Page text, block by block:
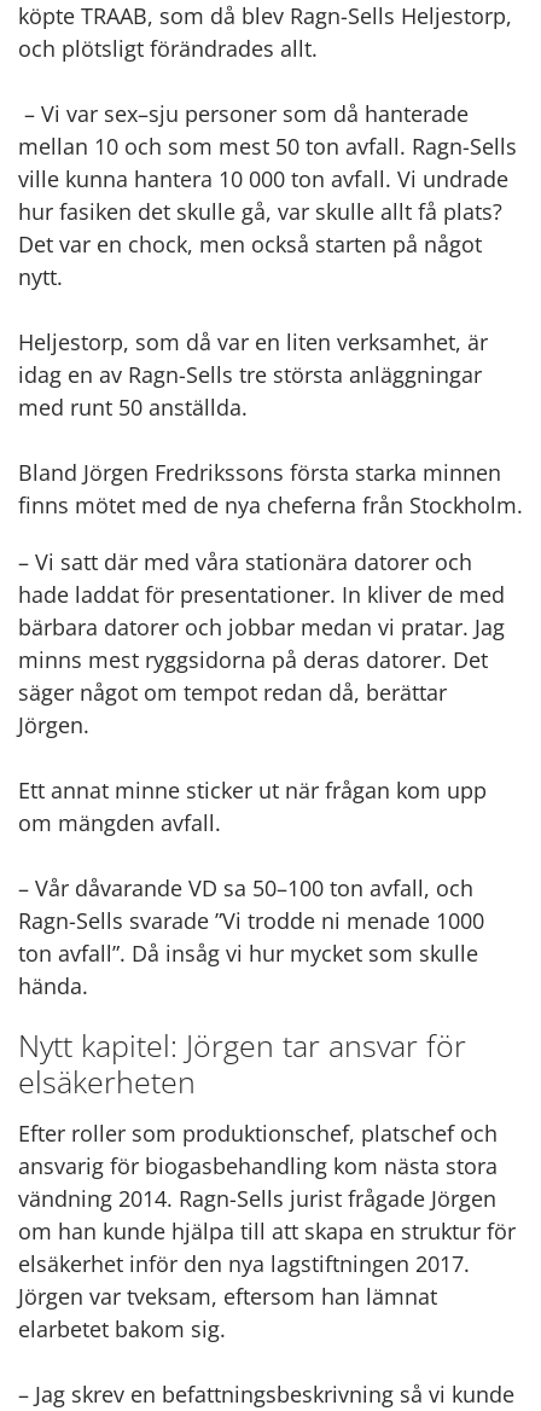
köpte TRAAB, som då blev Ragn-Sells Heljestorp,
och plötsligt förändrades allt.
– Vi var sex–sju personer som då hanterade
mellan 10 och som mest 50 ton avfall. Ragn-Sells
ville kunna hantera 10 000 ton avfall. Vi undrade
hur fasiken det skulle gå, var skulle allt få plats?
Det var en chock, men också starten på något
nytt.
Heljestorp, som då var en liten verksamhet, är
idag en av Ragn-Sells tre största anläggningar
med runt 50 anställda.
Bland Jörgen Fredrikssons första starka minnen
finns mötet med de nya cheferna från Stockholm.
– Vi satt där med våra stationära datorer och
hade laddat för presentationer. In kliver de med
bärbara datorer och jobbar medan vi pratar. Jag
minns mest ryggsidorna på deras datorer. Det
säger något om tempot redan då, berättar
Jörgen.
Ett annat minne sticker ut när frågan kom upp
om mängden avfall.
– Vår dåvarande VD sa 50–100 ton avfall, och
Ragn-Sells svarade ”Vi trodde ni menade 1000
ton avfall”. Då insåg vi hur mycket som skulle
hända.
Nytt kapitel: Jörgen tar ansvar för
elsäkerheten
Efter roller som produktionschef, platschef och
ansvarig för biogasbehandling kom nästa stora
vändning 2014. Ragn-Sells jurist frågade Jörgen
om han kunde hjälpa till att skapa en struktur för
elsäkerhet inför den nya lagstiftningen 2017.
Jörgen var tveksam, eftersom han lämnat
elarbetet bakom sig.
– Jag skrev en befattningsbeskrivning så vi kunde